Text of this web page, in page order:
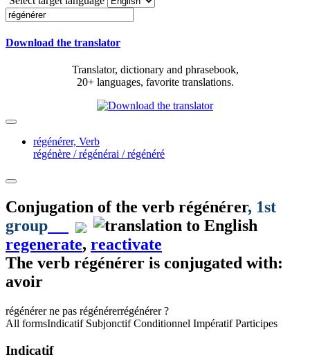
Download the translator
Translator, dictionary and phrasebook,
20+ languages, favorite translations.
régénérer, Verb
régénère / régénérai / régénéré
Conjugation of the verb régénérer, 1st
group
regenerate, reactivate
The verb régénérer is conjugated with:
avoir
régénérerne pas régénérerrégénérer ?
All formsIndicatif Subjonctif Conditionnel Impératif Participes
Indicatif